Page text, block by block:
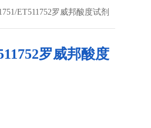
ET511752罗威邦酸度试剂
罗威邦酸度